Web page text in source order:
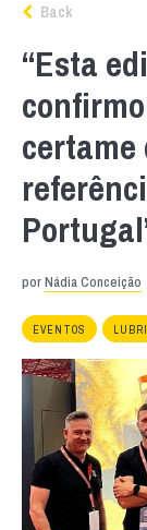
Back
“Esta
certame
porNádia Conceição
EVENTOS